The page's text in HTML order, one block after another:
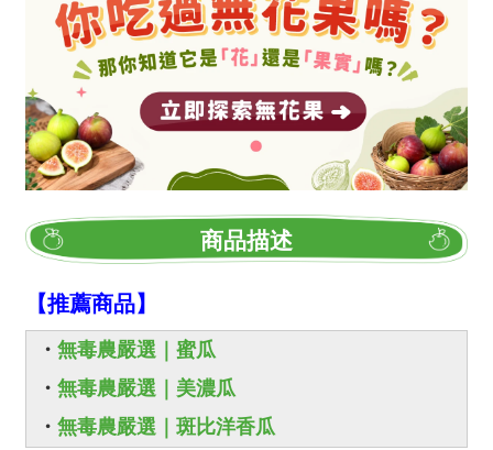
商品描述
【推薦商品】
・ 無毒農嚴選｜蜜瓜
・ 無毒農嚴選｜美濃瓜
・ 無毒農嚴選｜斑比洋香瓜